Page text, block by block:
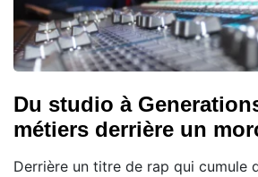
Du studio à
métiers derrière un
Derrière un titre de rap qui cumule